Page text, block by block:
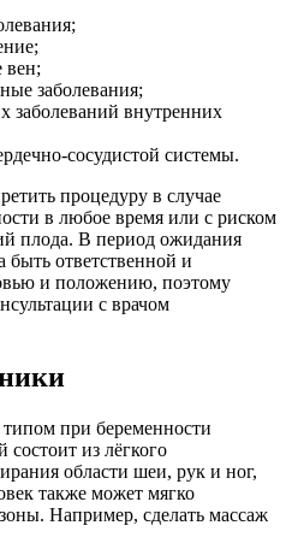
вен;
заболевания;
заболеваний внутренних
сосудистой системы.
процедуру в случае
в любое время или с риском
плода. В период ожидания
быть ответственной и
и положению, поэтому
с врачом
при беременности
состоит из лёгкого
области шеи, рук и ног,
также может мягко
Например, сделать массаж